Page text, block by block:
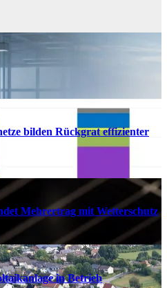
bilden Rückgrat effizienter
Mehrertrag mit Wetterschutz
in Betrieb